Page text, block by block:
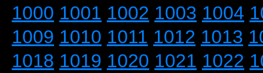
1000 1001 1002 1003 1004
1009 1010 1011 1012 1013
1018 1019 1020 1021 1022